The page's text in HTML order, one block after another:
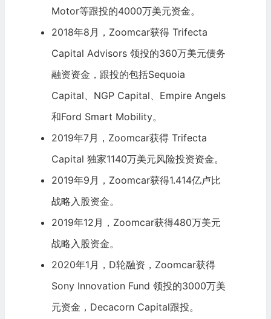
Motor等跟投的4000万美元资金。
2018年8月，Zoomcar获得 Trifecta
Capital Advisors 领投的360万美元债务
融资资金，跟投的包括Sequoia
Capital、NGP Capital、Empire Angels
和Ford Smart Mobility。
2019年7月，Zoomcar获得 Trifecta
Capital 独家1140万美元风险投资资金。
2019年9月，Zoomcar获得1.414亿卢比
战略入股资金。
2019年12月，Zoomcar获得480万美元
战略入股资金。
2020年1月，D轮融资，Zoomcar获得
Sony Innovation Fund 领投的3000万美
元资金，Decacorn Capital跟投。